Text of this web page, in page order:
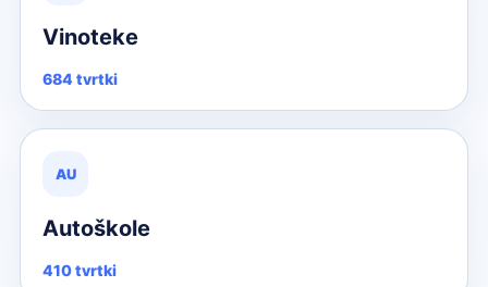
Vinoteke
684 tvrtki
AU
Autoškole
410 tvrtki